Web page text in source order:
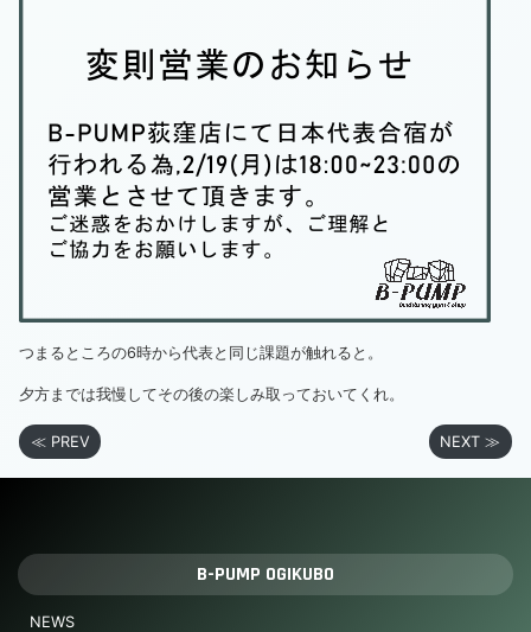
つまるところの6時から代表と同じ課題が触れると。
夕方までは我慢してその後の楽しみ取っておいてくれ。
≪ PREV NEXT ≫
B-PUMP OGIKUBO
NEWS